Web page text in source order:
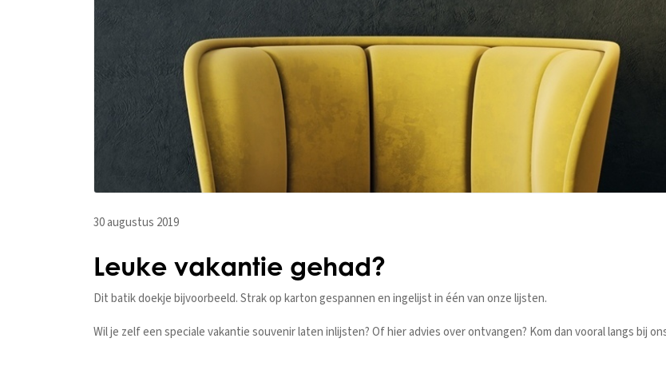
30 augustus 2019
Leuke vakantie gehad?
Dit batik doekje bijvoorbeeld. Strak op karton gespannen en ingelijst in één van onze lijsten.
Wil je zelf een speciale vakantie souvenir laten inlijsten? Of hier advies over ontvangen? Kom dan vooral langs bij